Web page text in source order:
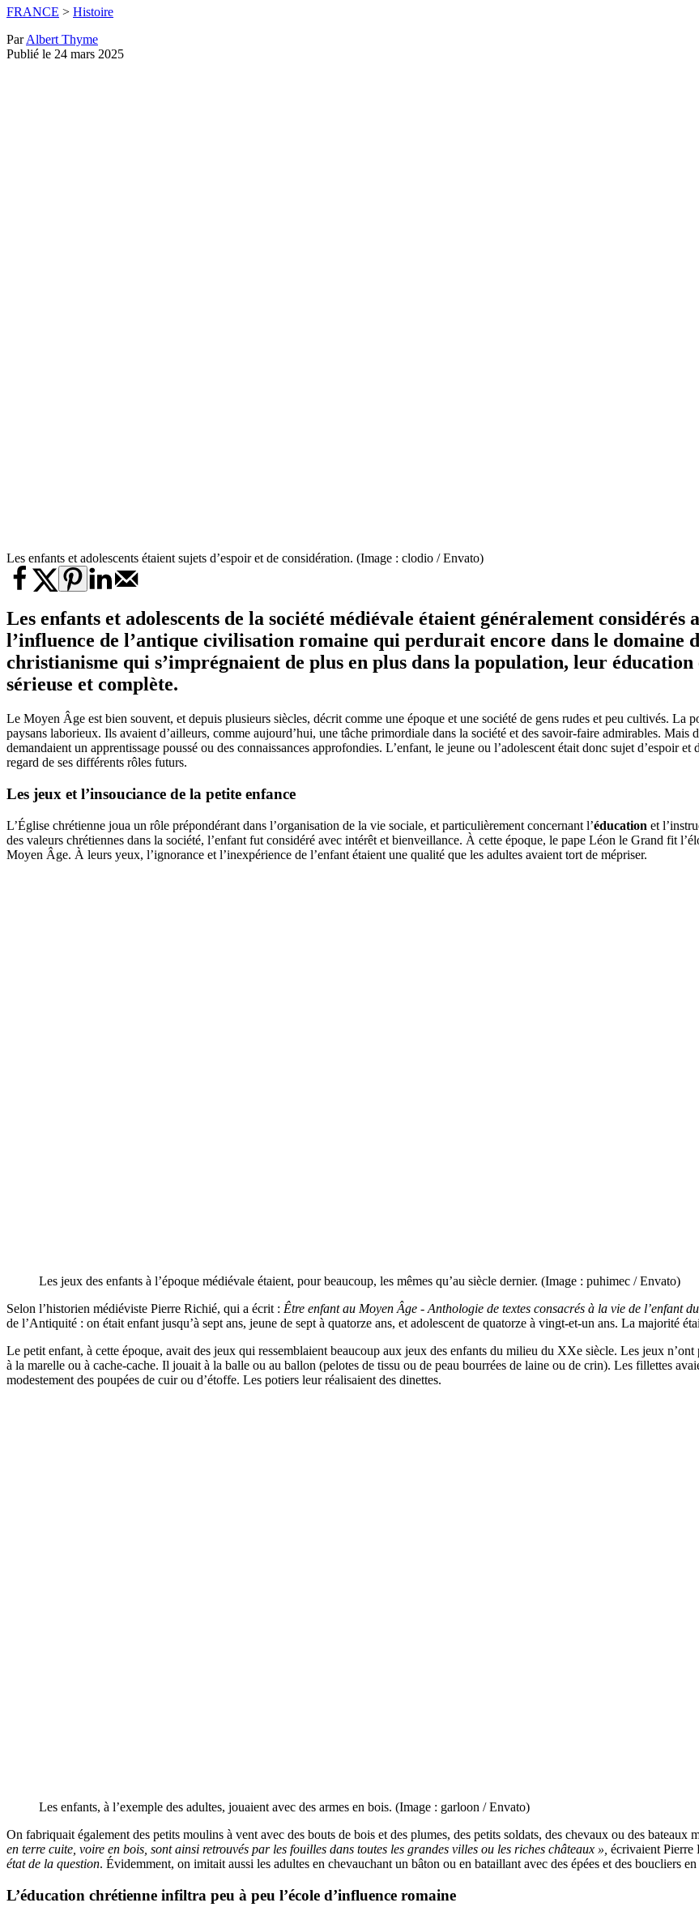
FRANCE > Histoire
ParAlbert Thyme
Publié le 24 mars 2025
Les enfants et adolescents étaient sujets d’espoir et de considération. (Image : clodio / Envato)
Les enfants et adolescents de la société médiévale étaient généralement
l’influence de l’antique civilisation romaine qui perdurait encore dans le domaine
christianisme qui s’imprégnaient de plus en plus dans la population, leur
sérieuse et complète.
Le Moyen Âge est bien souvent, et depuis plusieurs siècles, décrit comme une époque et une société de gens rudes et peu cultivés.
paysans laborieux. Ils avaient d’ailleurs, comme aujourd’hui, une tâche primordiale dans la société et des savoir-faire admirables.
demandaient un apprentissage poussé ou des connaissances approfondies. L’enfant, le jeune ou l’adolescent était donc sujet d’espoir
regard de ses différents rôles futurs.
Les jeux et l’insouciance de la petite enfance
L’Église chrétienne joua un rôle prépondérant dans l’organisation de la vie sociale, et particulièrement concernant l’éducation et
des valeurs chrétiennes dans la société, l’enfant fut considéré avec intérêt et bienveillance. À cette époque, le pape Léon le Grand fit
Moyen Âge. À leurs yeux, l’ignorance et l’inexpérience de l’enfant étaient une qualité que les adultes avaient tort de mépriser.
Les jeux des enfants à l’époque médiévale étaient, pour beaucoup, les mêmes qu’au siècle dernier. (Image : puhimec / Envato)
Selon l’historien médiéviste Pierre Richié, qui a écrit : Être enfant au Moyen Âge - Anthologie de textes consacrés à la vie de l’enfant
de l’Antiquité : on était enfant jusqu’à sept ans, jeune de sept à quatorze ans, et adolescent de quatorze à vingt-et-un ans. La majorité
Le petit enfant, à cette époque, avait des jeux qui ressemblaient beaucoup aux jeux des enfants du milieu du XXe siècle. Les jeux
à la marelle ou à cache-cache. Il jouait à la balle ou au ballon (pelotes de tissu ou de peau bourrées de laine ou de crin). Les fillettes
modestement des poupées de cuir ou d’étoffe. Les potiers leur réalisaient des dinettes.
Les enfants, à l’exemple des adultes, jouaient avec des armes en bois. (Image : garloon / Envato)
On fabriquait également des petits moulins à vent avec des bouts de bois et des plumes, des petits soldats, des chevaux ou des bateaux
en terre cuite, voire en bois, sont ainsi retrouvés par les fouilles dans toutes les grandes villes ou les riches châteaux », écrivaient Pierre
état de la question. Évidemment, on imitait aussi les adultes en chevauchant un bâton ou en bataillant avec des épées et des boucliers en
L’éducation chrétienne infiltra peu à peu l’école d’influence romaine